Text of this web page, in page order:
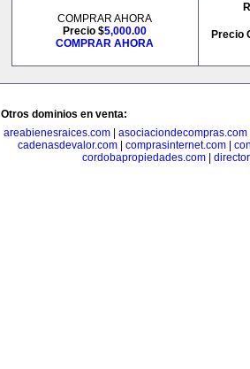
COMPRAR AHORA
Precio $5,000.00
COMPRAR AHORA
Precio
Otros dominios en venta:
areabienesraices.com| asociaciondecompras.com
cadenasdevalor.com
comprasinternet.com
cordobapropiedades.com